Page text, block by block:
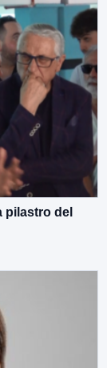
pilastro del